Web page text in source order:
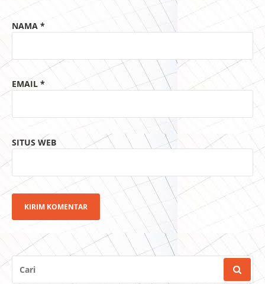
NAMA *
EMAIL *
SITUS WEB
CARI
UNTUK: